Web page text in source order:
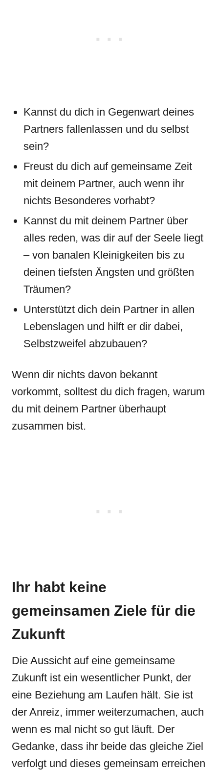
Kannst du dich in Gegenwart deines
Partners fallenlassen und du selbst
sein?
Freust du dich auf gemeinsame Zeit
mit deinem Partner, auch wenn ihr
nichts Besonderes vorhabt?
Kannst du mit deinem Partner über
alles reden, was dir auf der Seele liegt
– von banalen Kleinigkeiten bis zu
deinen tiefsten Ängsten und größten
Träumen?
Unterstützt dich dein Partner in allen
Lebenslagen und hilft er dir dabei,
Selbstzweifel abzubauen?
Wenn dir nichts davon bekannt
vorkommt, solltest du dich fragen, warum
du mit deinem Partner überhaupt
zusammen bist.
Ihr habt keine
gemeinsamen Ziele für die
Zukunft
Die Aussicht auf eine gemeinsame
Zukunft ist ein wesentlicher Punkt, der
eine Beziehung am Laufen hält. Sie ist
der Anreiz, immer weiterzumachen, auch
wenn es mal nicht so gut läuft. Der
Gedanke, dass ihr beide das gleiche Ziel
verfolgt und dieses gemeinsam erreichen